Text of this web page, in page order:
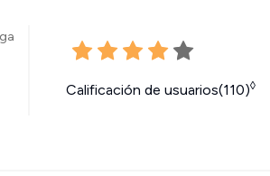
Calificación de usuarios(110)◊